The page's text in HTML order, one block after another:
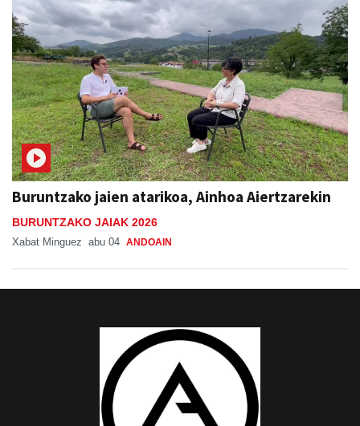
Buruntzako jaien atarikoa, Ainhoa Aiertzarekin
BURUNTZAKO JAIAK 2026
Xabat Minguez abu 04 ANDOAIN